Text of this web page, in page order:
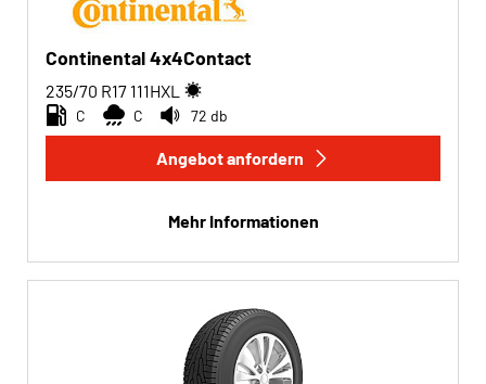
Continental 4x4Contact
235/70 R17 111HXL
C C 72 db
Angebot anfordern
Mehr Informationen